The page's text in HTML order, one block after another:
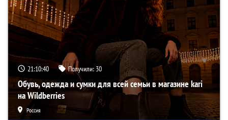
21:10:39 Получили: 30
Обувь, одежда и сумки для всей семьи в магазине kari
на Wildberries
Россия